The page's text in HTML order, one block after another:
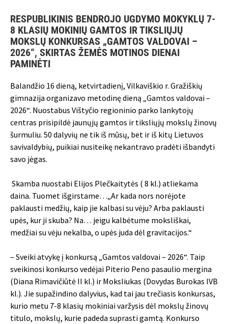
RESPUBLIKINIS BENDROJO UGDYMO MOKYKLŲ 7-
8 KLASIŲ MOKINIŲ GAMTOS IR TIKSLIŲJŲ
MOKSLŲ KONKURSAS „GAMTOS VALDOVAI –
2026“, SKIRTAS ŽEMĖS MOTINOS DIENAI
PAMINĖTI
Balandžio 16 dieną, ketvirtadienį, Vilkaviškio r. Gražiškių
gimnazija organizavo metodinę dieną „Gamtos valdovai –
2026“. Nuostabus Vištyčio regioninio parko lankytojų
centras prisipildė jaunųjų gamtos ir tiksliųjų mokslų žinovų
šurmuliu. 50 dalyvių ne tik iš mūsų, bet ir iš kitų Lietuvos
savivaldybių, puikiai nusiteikę nekantravo pradėti išbandyti
savo jėgas.
Skamba nuostabi Elijos Plečkaitytės ( 8 kl.) atliekama
daina. Tuomet išgirstame…„Ar kada nors norėjote
paklausti medžių, kaip jie kalbasi su vėju? Arba paklausti
upės, kur ji skuba? Na… jeigu kalbėtume moksliškai,
medžiai su vėju nekalba, o upės juda dėl gravitacijos.“
– Sveiki atvykę į konkursą „Gamtos valdovai – 2026“. Taip
sveikinosi konkurso vedėjai Piterio Peno pasaulio mergina
(Diana Rimavičiūtė II kl.) ir Moksliukas (Dovydas Burokas IVB
kl.). Jie supažindino dalyvius, kad tai jau trečiasis konkursas,
kurio metu 7-8 klasių mokiniai varžysis dėl mokslų žinovų
titulo, mokslų, kurie padeda suprasti gamtą. Konkurso